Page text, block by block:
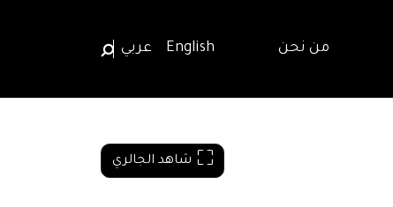
من نحن English عربي
شاهد الجالري